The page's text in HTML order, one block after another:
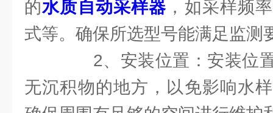
的水质自动采样器 ，如采样频
式等。确保所选型号能满足监测
2、安装位置：安装位置
无沉积物的地方，以免影响水